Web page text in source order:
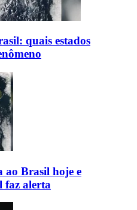
quais estados
ao Brasil hoje e
faz alerta